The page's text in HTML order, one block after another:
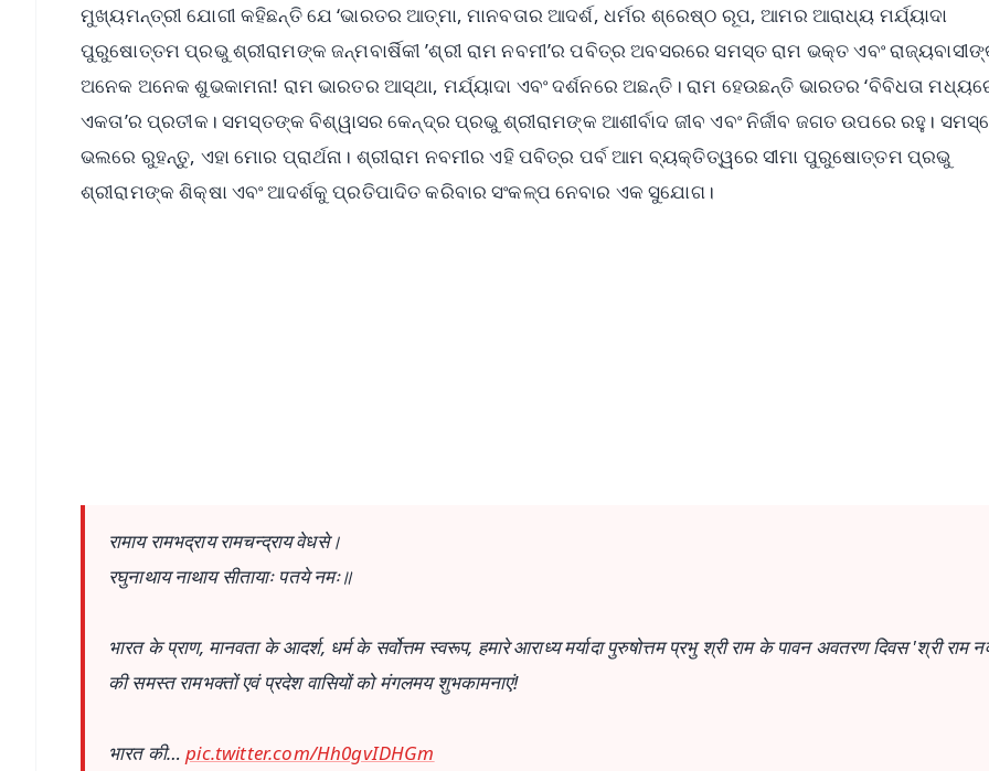
ମୁଖ୍ୟମନ୍ତ୍ରୀ ଯୋଗୀ କହିଛନ୍ତି ଯେ ‘ଭାରତର ଆତ୍ମା, ମାନବତାର ଆଦର୍ଶ, ଧର୍ମର ଶ୍ରେଷ୍ଠ ରୂପ, ଆମର ଆରାଧ୍ୟ ମର୍ଯ୍ୟାଦା
ପୁରୁଷୋତ୍ତମ ପ୍ରଭୁ ଶ୍ରୀରାମଙ୍କ ଜନ୍ମବାର୍ଷିକୀ ’ଶ୍ରୀ ରାମ ନବମୀ’ର ପବିତ୍ର ଅବସରରେ ସମସ୍ତ ରାମ ଭକ୍ତ ଏବଂ
ଅନେକ ଅନେକ ଶୁଭକାମନା! ରାମ ଭାରତର ଆସ୍ଥା, ମର୍ଯ୍ୟାଦା ଏବଂ ଦର୍ଶନରେ ଅଛନ୍ତି। ରାମ ହେଉଛନ୍ତି ଭାରତର ‘ବିବିଧତା
ଏକତା’ର ପ୍ରତୀକ। ସମସ୍ତଙ୍କ ବିଶ୍ୱାସର କେନ୍ଦ୍ର ପ୍ରଭୁ ଶ୍ରୀରାମଙ୍କ ଆଶୀର୍ବାଦ ଜୀବ ଏବଂ ନିର୍ଜୀବ ଜଗତ ଉପରେ ରହୁ।
ଭଲରେ ରୁହନ୍ତୁ, ଏହା ମୋର ପ୍ରାର୍ଥନା। ଶ୍ରୀରାମ ନବମୀର ଏହି ପବିତ୍ର ପର୍ବ ଆମ ବ୍ୟକ୍ତିତ୍ୱରେ ସୀମା ପୁରୁଷୋତ୍ତମ ପ୍ରଭୁ
ଶ୍ରୀରାମଙ୍କ ଶିକ୍ଷା ଏବଂ ଆଦର୍ଶକୁ ପ୍ରତିପାଦିତ କରିବାର ସଂକଳ୍ପ ନେବାର ଏକ ସୁଯୋଗ।
रामाय रामभद्राय रामचन्द्राय वेधसे।
रघुनाथाय नाथाय सीतायाः पतये नमः॥
भारत के प्राण, मानवता के आदर्श, धर्म के सर्वोत्तम स्वरूप, हमारे आराध्य मर्यादा पुरुषोत्तम प्रभु श्री राम के पावन अवतरण दिवस 'श्री राम
की समस्त रामभक्तों एवं प्रदेश वासियों को मंगलमय शुभकामनाएं!
भारत की…pic.twitter.com/Hh0gvIDHGm